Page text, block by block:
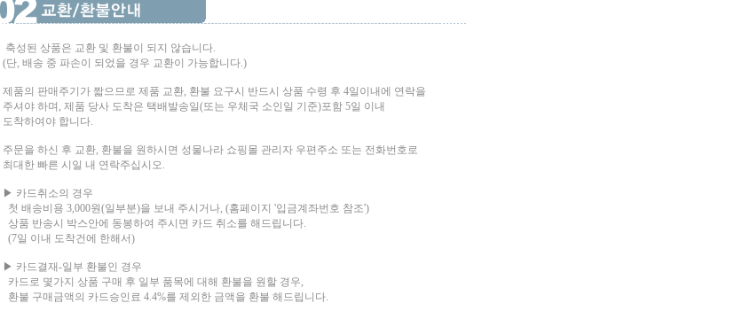
축성된 상품은 교환 및 환불이 되지 않습니다.
(단, 배송 중 파손이 되었을 경우 교환이 가능합니다.)
제품의 판매주기가 짧으므로 제품 교환, 환불 요구시 반드시 상품 수령 후 4일이내에 연락을
주셔야 하며, 제품 당사 도착은 택배발송일(또는 우체국 소인일 기준)포함 5일 이내
도착하여야 합니다.
주문을 하신 후 교환, 환불을 원하시면 성물나라 쇼핑몰 관리자 우편주소 또는 전화번호로
최대한 빠른 시일 내 연락주십시오.
▶ 카드취소의 경우
첫 배송비용 3,000원(일부분)을 보내 주시거나, (홈페이지 '입금계좌번호 참조')
상품 반송시 박스안에 동봉하여 주시면 카드 취소를 해드립니다.
(7일 이내 도착건에 한해서)
▶ 카드결재-일부 환불인 경우
카드로 몇가지 상품 구매 후 일부 품목에 대해 환불을 원할 경우,
환불 구매금액의 카드승인료 4.4%를 제외한 금액을 환불 해드립니다.